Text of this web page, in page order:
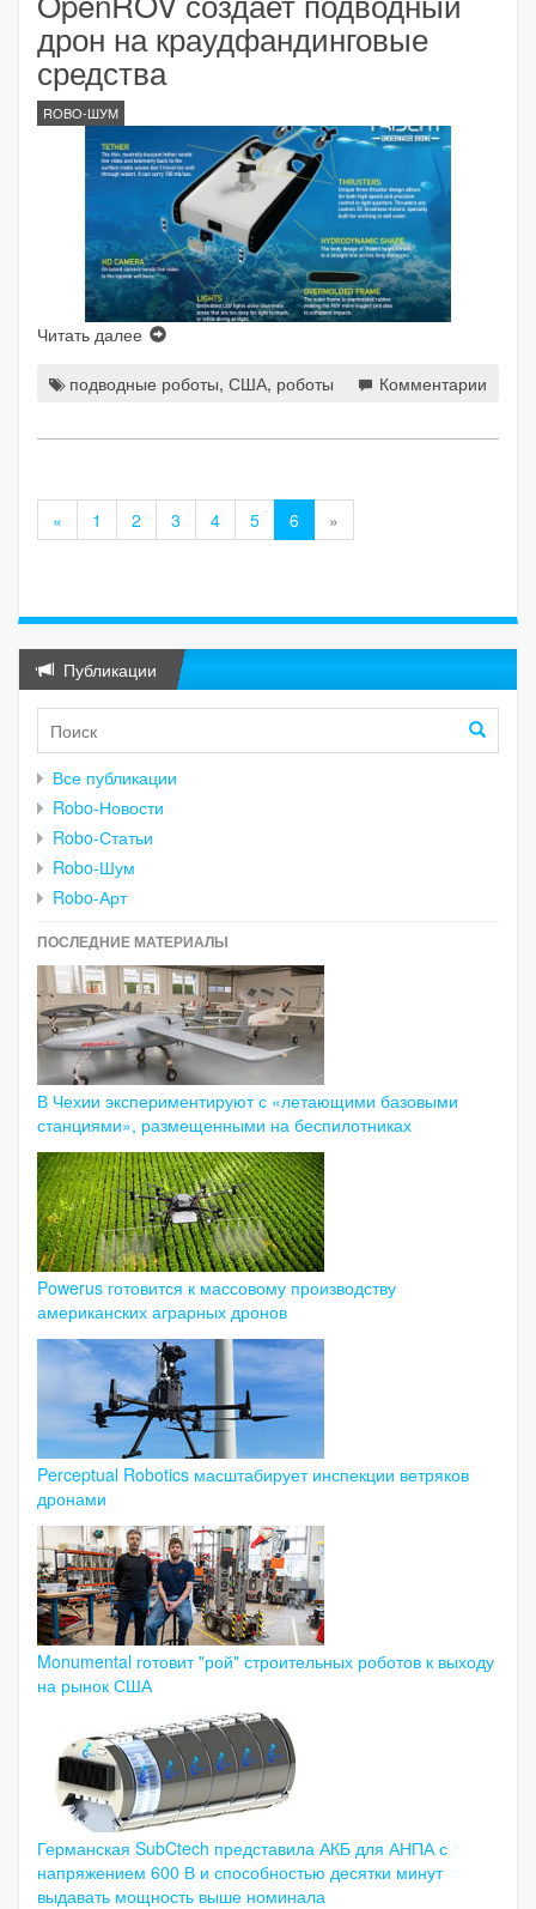
дрон на краудфандинговые
средства
ROBO-ШУМ
Читать далее
подводные роботы, США, роботы Комментарии
« 1 2 3 4 5 6 »
Публикации
Все публикации
Robo-Новости
Robo-Статьи
Robo-Шум
Robo-Арт
ПОСЛЕДНИЕ МАТЕРИАЛЫ
В Чехии экспериментируют с «летающими базовыми
станциями», размещенными на беспилотниках
Powerus готовится к массовому производству
американских аграрных дронов
Perceptual Robotics масштабирует инспекции ветряков
дронами
Monumental готовит "рой" строительных роботов к выходу
на рынок США
Германская SubCtech представила АКБ для АНПА с
напряжением 600 В и способностью десятки минут
выдавать мощность выше номинала